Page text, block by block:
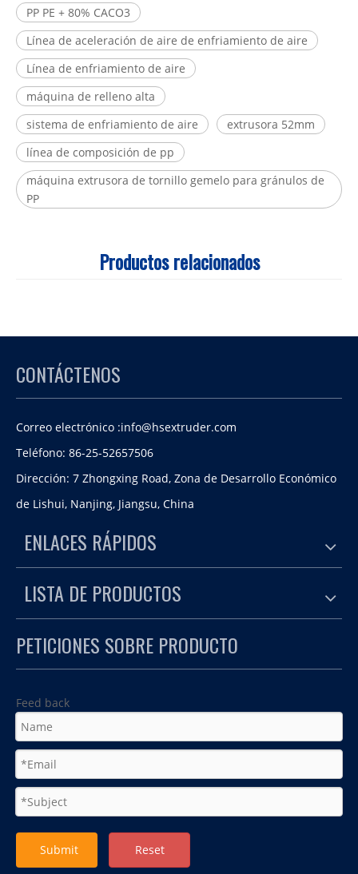
PP PE + 80% CACO3
Línea de aceleración de aire de enfriamiento de aire
Línea de enfriamiento de aire
máquina de relleno alta
sistema de enfriamiento de aire
extrusora 52mm
línea de composición de pp
máquina extrusora de tornillo gemelo para gránulos de
PP
Productos relacionados
CONTÁCTENOS
Correo electrónico :info@hsextruder.com
Teléfono: 86-25-52657506
Dirección: 7 Zhongxing Road, Zona de Desarrollo Económico
de Lishui, Nanjing, Jiangsu, China
ENLACES RÁPIDOS
LISTA DE PRODUCTOS
PETICIONES SOBRE PRODUCTO
Feed back
Submit Reset